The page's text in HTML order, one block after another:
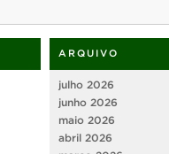
ARQUIVO
julho 2026
junho 2026
maio 2026
abril 2026